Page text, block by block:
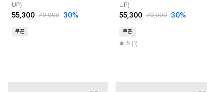
UP)
55,300 79,000 30%
쿠폰
UP)
55,300 79,000 30%
쿠폰
5 (1)